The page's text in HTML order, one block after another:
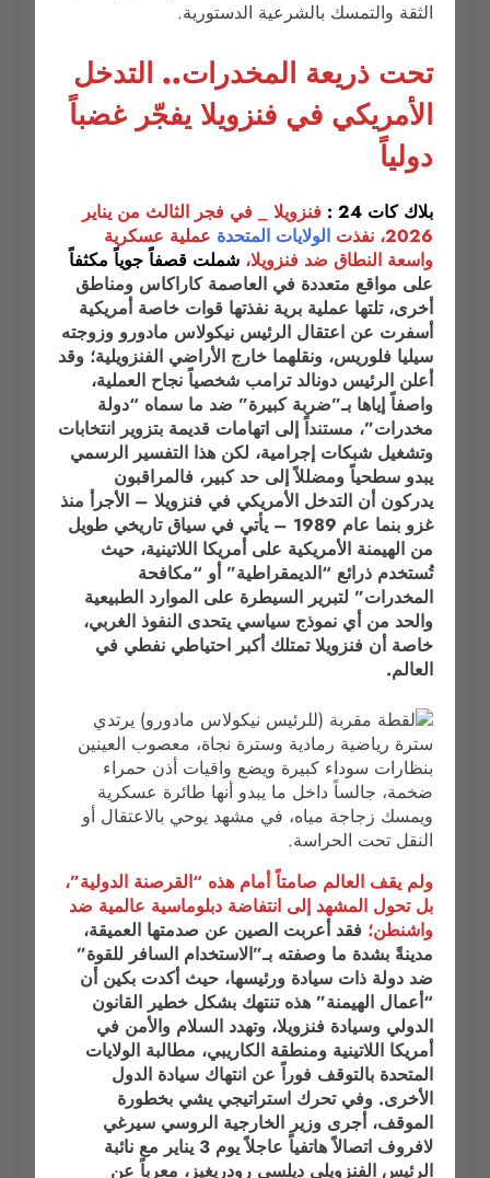
تحت ذريعة المخدرات.. التدخل
الأمريكي في فنزويلا يفجّر غضباً
دولياً
بلاك كات 24 :
فنزويلا _ في فجر الثالث من يناير
2026، نفذت
الولايات المتحدة عملية عسكرية
واسعة النطاق ضد فنزويلا، شملت قصفاً جوياً مكثفاً
على مواقع متعددة في العاصمة كاراكاس ومناطق
أخرى، تلتها عملية برية نفذتها قوات خاصة أمريكية
أسفرت عن اعتقال الرئيس نيكولاس مادورو وزوجته
سيليا فلوريس، ونقلهما خارج الأراضي الفنزويلية؛ وقد
أعلن الرئيس دونالد ترامب شخصياً نجاح العملية،
واصفاً إياها بـ”ضربة كبيرة” ضد ما سماه “دولة
مخدرات”، مستنداً إلى اتهامات قديمة بتزوير انتخابات
وتشغيل شبكات إجرامية، لكن هذا التفسير الرسمي
يبدو سطحياً ومضللاً إلى حد كبير، فالمراقبون
يدركون أن التدخل الأمريكي في فنزويلا – الأجرأ منذ
غزو بنما عام 1989 – يأتي في سياق تاريخي طويل
من الهيمنة الأمريكية على أمريكا اللاتينية، حيث
تُستخدم ذرائع “الديمقراطية” أو “مكافحة
المخدرات” لتبرير السيطرة على الموارد الطبيعية
والحد من أي نموذج سياسي يتحدى النفوذ الغربي،
خاصة أن فنزويلا تمتلك أكبر احتياطي نفطي في
العالم.
ولم يقف العالم صامتاً أمام هذه “القرصنة الدولية”،
بل تحول المشهد إلى انتفاضة دبلوماسية عالمية ضد
واشنطن؛ فقد أعربت الصين عن صدمتها العميقة،
مدينةً بشدة ما وصفته بـ”الاستخدام السافر للقوة”
ضد دولة ذات سيادة ورئيسها، حيث أكدت بكين أن
“أعمال الهيمنة” هذه تنتهك بشكل خطير القانون
الدولي وسيادة فنزويلا، وتهدد السلام والأمن في
أمريكا اللاتينية ومنطقة الكاريبي، مطالبة الولايات
المتحدة بالتوقف فوراً عن انتهاك سيادة الدول
الأخرى. وفي تحرك استراتيجي يشي بخطورة
الموقف، أجرى وزير الخارجية الروسي سيرغي
لافروف اتصالاً هاتفياً عاجلاً يوم 3 يناير مع نائبة
الرئيس الفنزويلي ديلسي رودريغيز، معرباً عن